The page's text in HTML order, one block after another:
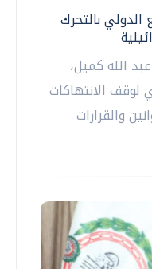
بالتحرك
الله كميل،
لوقف الانتهاكات
والقرارات